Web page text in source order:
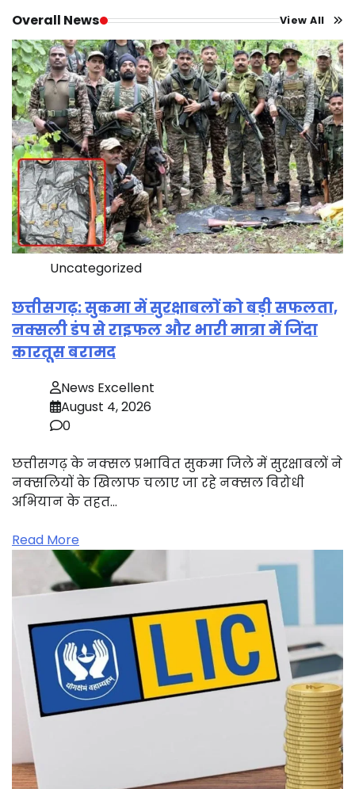
Overall News View All
Uncategorized
छत्तीसगढ़: सुकमा में सुरक्षाबलों को बड़ी सफलता,
नक्सली डंप से राइफल और भारी मात्रा में जिंदा
कारतूस बरामद
News Excellent
August 4, 2026
0
छत्तीसगढ़ के नक्सल प्रभावित सुकमा जिले में सुरक्षाबलों ने
नक्सलियों के खिलाफ चलाए जा रहे नक्सल विरोधी
अभियान के तहत…
Read More